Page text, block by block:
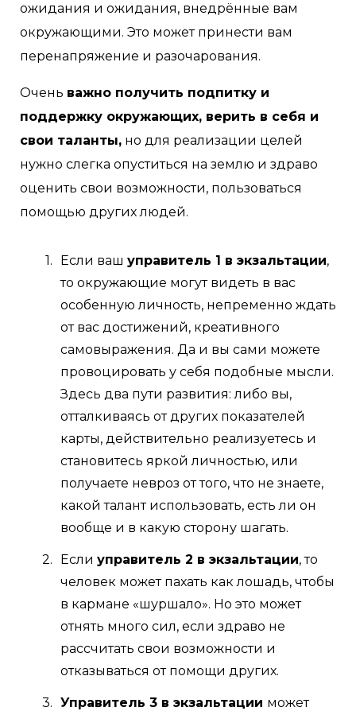
ожидания и ожидания, внедрённые вам
окружающими. Это может принести вам
перенапряжение и разочарования.
Очень важно получить подпитку и
поддержку окружающих, верить в себя и
свои таланты, но для реализации целей
нужно слегка опуститься на землю и здраво
оценить свои возможности, пользоваться
помощью других людей.
Если ваш управитель 1 в экзальтации,
то окружающие могут видеть в вас
особенную личность, непременно ждать
от вас достижений, креативного
самовыражения. Да и вы сами можете
провоцировать у себя подобные мысли.
Здесь два пути развития: либо вы,
отталкиваясь от других показателей
карты, действительно реализуетесь и
становитесь яркой личностью, или
получаете невроз от того, что не знаете,
какой талант использовать, есть ли он
вообще и в какую сторону шагать.
Если управитель 2 в экзальтации, то
человек может пахать как лошадь, чтобы
в кармане «шуршало». Но это может
отнять много сил, если здраво не
рассчитать свои возможности и
отказываться от помощи других.
Управитель 3 в экзальтации может